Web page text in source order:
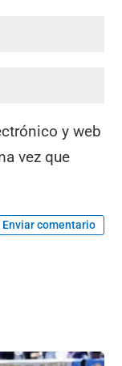
y web
vez que
Enviar comentario